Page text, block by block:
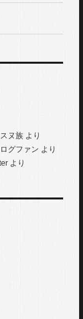
スヌ族 より
ログファン より
より